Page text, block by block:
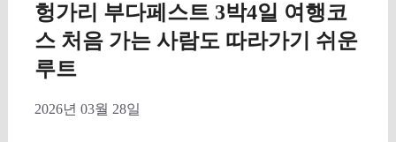
헝가리 부다페스트 3박4일 여행코
스 처음 가는 사람도 따라가기 쉬운
루트
2026년 03월 28일